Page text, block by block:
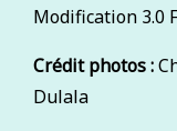
Modification 3.0
Crédit photos :
Dulala